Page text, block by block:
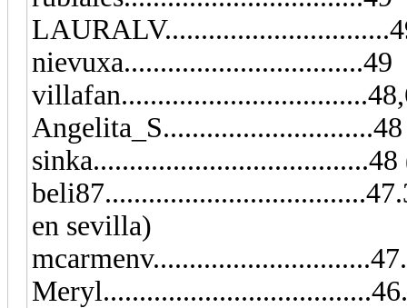
nievuxa.................................49
en sevilla)